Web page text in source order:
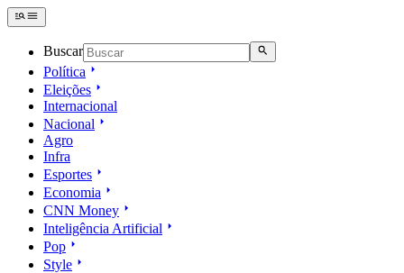
Buscar
Política
Eleições
Internacional
Nacional
Agro
Infra
Esportes
Economia
CNN Money
Inteligência Artificial
Pop
Style